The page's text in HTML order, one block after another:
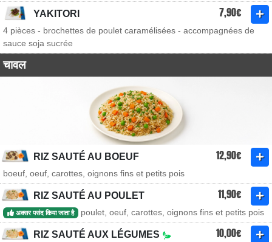
YAKITORI 7,90€
4 pièces - brochettes de poulet caramélisées - accompagnées de
sauce soja sucrée
चावल
RIZ SAUTÉ AU BOEUF 12,90€
boeuf, oeuf, carottes, oignons fins et petits pois
RIZ SAUTÉ AU POULET 11,90€
अक्सर पसंद किया जाता है poulet, oeuf, carottes, oignons fins et petits pois
RIZ SAUTÉ AUX LÉGUMES 10,00€